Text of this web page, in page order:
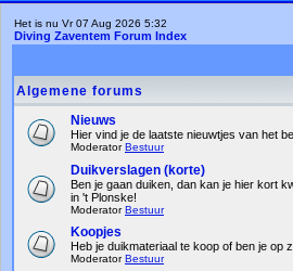
Het is nu Vr 07 Aug 2026 5:32
Diving Zaventem Forum Index
Algemene forums
Nieuws
Hier vind je de laatste nieuwtjes van het
ModeratorBestuur
Duikverslagen (korte)
Ben je gaan duiken, dan kan je hier kort
in 't Plonske!
ModeratorBestuur
Koopjes
Heb je duikmateriaal te koop of ben je op
ModeratorBestuur